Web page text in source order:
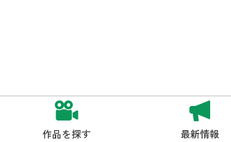
作品を探す 最新情報